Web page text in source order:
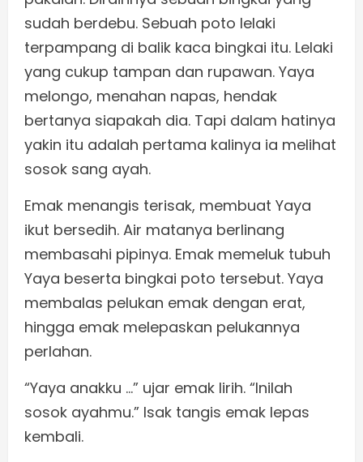
sudah berdebu. Sebuah poto lelaki
terpampang di balik kaca bingkai itu. Lelaki
yang cukup tampan dan rupawan. Yaya
melongo, menahan napas, hendak
bertanya siapakah dia. Tapi dalam hatinya
yakin itu adalah pertama kalinya ia melihat
sosok sang ayah.
Emak menangis terisak, membuat Yaya
ikut bersedih. Air matanya berlinang
membasahi pipinya. Emak memeluk tubuh
Yaya beserta bingkai poto tersebut. Yaya
membalas pelukan emak dengan erat,
hingga emak melepaskan pelukannya
perlahan.
“Yaya anakku …” ujar emak lirih. “Inilah
sosok ayahmu.” Isak tangis emak lepas
kembali.